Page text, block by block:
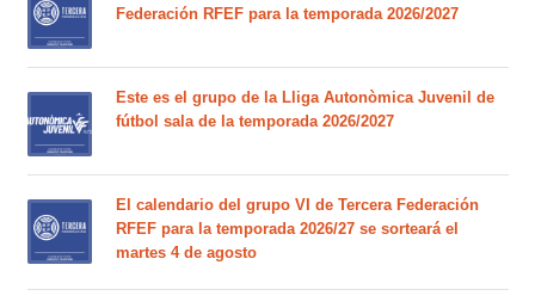
Federación RFEF para la temporada 2026/2027
Este es el grupo de la Lliga Autonòmica Juvenil de
fútbol sala de la temporada 2026/2027
El calendario del grupo VI de Tercera Federación
RFEF para la temporada 2026/27 se sorteará el
martes 4 de agosto